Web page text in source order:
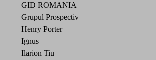
GID ROMANIA
Grupul Prospectiv
Henry Porter
Ignus
Ilarion Tiu